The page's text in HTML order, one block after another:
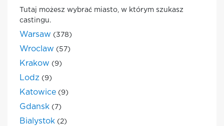
Tutaj możesz wybrać miasto, w którym szukasz
castingu.
Warsaw (378)
Wroclaw (57)
Krakow (9)
Lodz (9)
Katowice (9)
Gdansk (7)
Bialystok (2)